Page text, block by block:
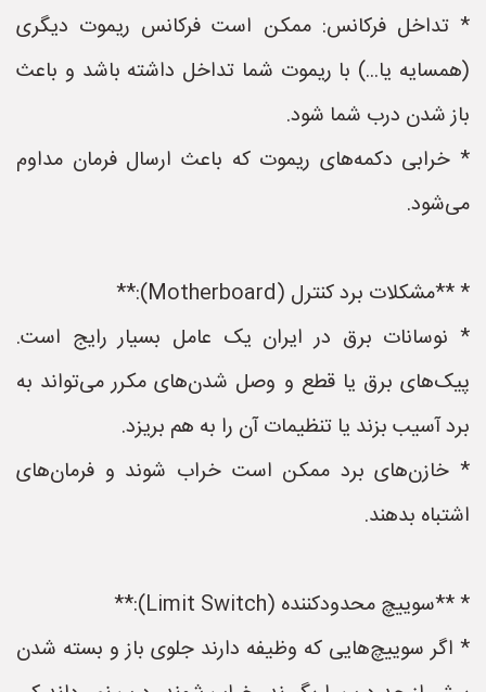
* تداخل فرکانس: ممکن است فرکانس ریموت دیگری
(همسایه یا...) با ریموت شما تداخل داشته باشد و باعث
باز شدن درب شما شود.
* خرابی دکمه‌های ریموت که باعث ارسال فرمان مداوم
می‌شود.
* **مشکلات برد کنترل (Motherboard):**
* نوسانات برق در ایران یک عامل بسیار رایج است.
پیک‌های برق یا قطع و وصل شدن‌های مکرر می‌تواند به
برد آسیب بزند یا تنظیمات آن را به هم بریزد.
* خازن‌های برد ممکن است خراب شوند و فرمان‌های
اشتباه بدهند.
* **سوییچ محدودکننده (Limit Switch):**
* اگر سوییچ‌هایی که وظیفه دارند جلوی باز و بسته شدن